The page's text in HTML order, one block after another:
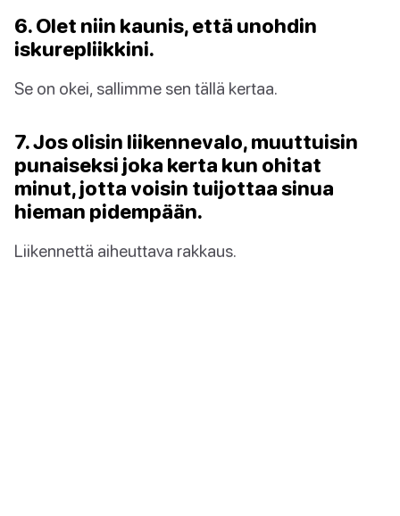
6. Olet niin kaunis, että unohdin
iskurepliikkini.
Se on okei, sallimme sen tällä kertaa.
7. Jos olisin liikennevalo, muuttuisin
punaiseksi joka kerta kun ohitat
minut, jotta voisin tuijottaa sinua
hieman pidempään.
Liikennettä aiheuttava rakkaus.